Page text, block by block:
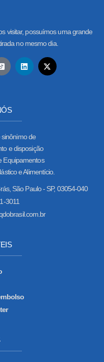
visitar, possuímos uma grande
no mesmo dia.
sinônimo de
e disposição
Equipamentos
e Alimentício.
São Paulo - SP, 03054-040
3011